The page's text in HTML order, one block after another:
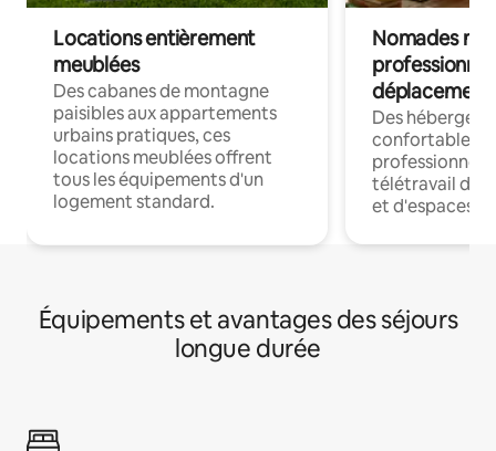
Locations entièrement
meublées
Des cabanes de montagne
paisibles aux appartements
urbains pratiques, ces
locations meublées offrent
tous les équipements d'un
logement standard.
Nomades
déplacement
Des
confortables
professionnels
télétravail
et d'espaces
Équipements et avantages des séjours
longue durée